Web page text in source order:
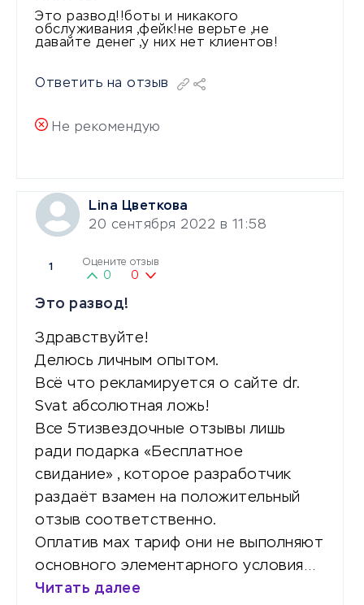
Это развод!!боты и никакого
обслуживания ,фейк!не верьте ,не
давайте денег ,у них нет клиентов!
Ответить на отзыв
Не рекомендую
Lina Цветкова
20 сентября 2022 в 11:58
1 Оцените отзыв
0 0
Это развод!
Здравствуйте!
Делюсь личным опытом.
Всё что рекламируется о сайте dr.
Svat абсолютная ложь!
Все 5тизвездочные отзывы лишь
ради подарка «Бесплатное
свидание» , которое разработчик
раздаёт взамен на положительный
отзыв соответственно.
Оплатив мах тариф они не выполняют
основного элементарного условия…
Читать далее